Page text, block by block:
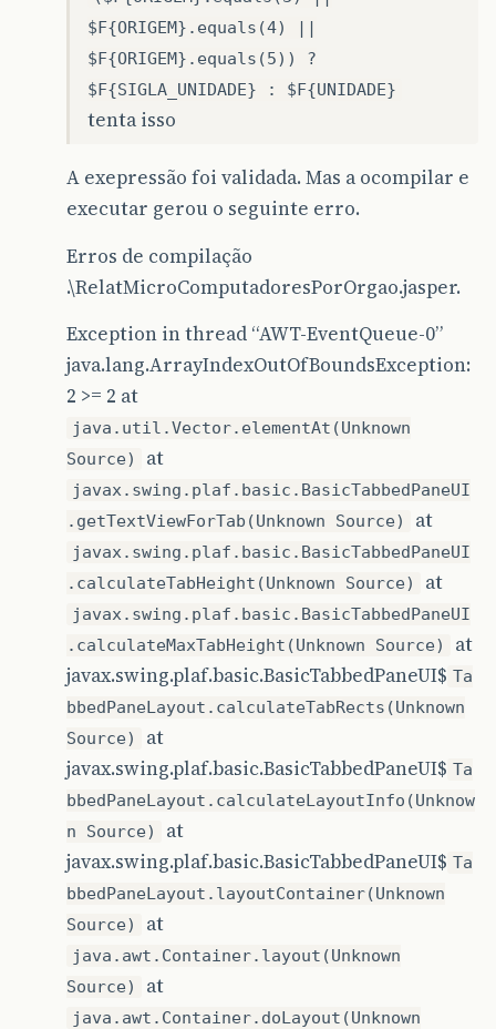
$F{ORIGEM}.equals(4) ||
$F{ORIGEM}.equals(5)) ?
$F{SIGLA_UNIDADE} : $F{UNIDADE}
tenta isso
A exepressão foi validada. Mas a ocompilar e
executar gerou o seguinte erro.
Erros de compilação
.\RelatMicroComputadoresPorOrgao.jasper.
Exception in thread “AWT-EventQueue-0”
java.lang.ArrayIndexOutOfBoundsException:
2 >= 2 at
java.util.Vector.elementAt(Unknown
Source)
at
javax.swing.plaf.basic.BasicTabbedPaneUI
.getTextViewForTab(Unknown Source)
at
javax.swing.plaf.basic.BasicTabbedPaneUI
.calculateTabHeight(Unknown Source)
at
javax.swing.plaf.basic.BasicTabbedPaneUI
.calculateMaxTabHeight(Unknown Source)
at
javax.swing.plaf.basic.BasicTabbedPaneUI$ Ta
bbedPaneLayout.calculateTabRects(Unknown
Source)
at
javax.swing.plaf.basic.BasicTabbedPaneUI$ Ta
bbedPaneLayout.calculateLayoutInfo(Unknow
n Source)
at
javax.swing.plaf.basic.BasicTabbedPaneUI$ Ta
bbedPaneLayout.layoutContainer(Unknown
Source)
at
java.awt.Container.layout(Unknown
Source)
at
java.awt.Container.doLayout(Unknown